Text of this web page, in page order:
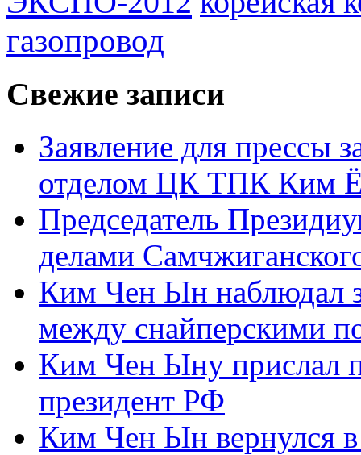
газопровод
Свежие записи
Заявление для прессы
отделом ЦК ТПК Ким
Председатель
делами
Ким Чен Ын наблюдал
между снайперскими
Ким Чен Ыну прислал
президент РФ
Ким Чен Ын вернулся